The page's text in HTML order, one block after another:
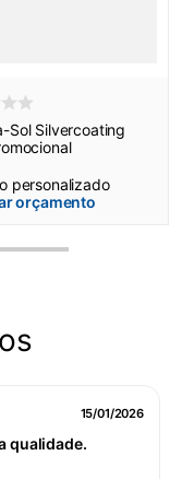
Sol Silvercoating
personalizado
orçamento
15/01/2026
qualidade.